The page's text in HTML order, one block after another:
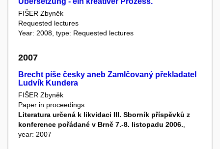
FIŠER Zbyněk
Requested lectures
Year: 2008, type: Requested lectures
2007
Brecht píše česky aneb Zamlčovaný překladatel
Ludvík Kundera
FIŠER Zbyněk
Paper in proceedings
Literatura určená k likvidaci III. Sborník příspěvků z
konference pořádané v Brně 7.-8. listopadu 2006.
year: 2007